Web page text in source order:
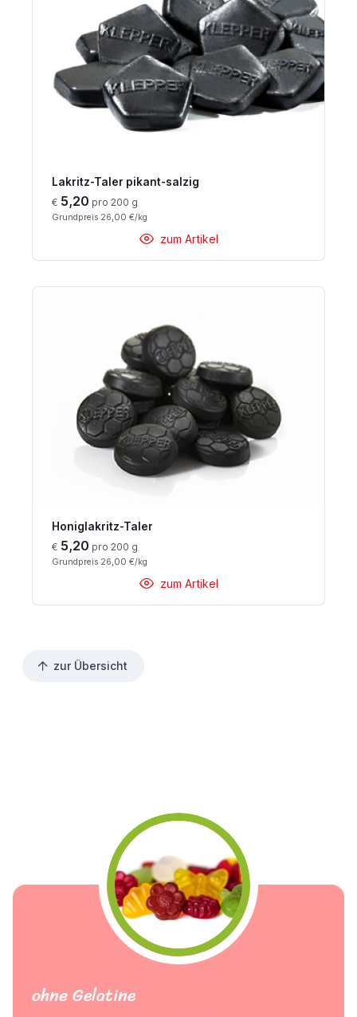
Lakritz-Taler pikant-salzig
€ 5,20 pro 200 g
Grundpreis 26,00 €/kg
zum Artikel
Honiglakritz-Taler
€ 5,20 pro 200 g
Grundpreis 26,00 €/kg
zum Artikel
zur Übersicht
ohne Gelatine